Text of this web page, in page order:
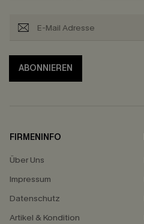
ABONNIEREN
FIRMENINFO
Über Uns
Impressum
Datenschutz
Artikel & Kondition